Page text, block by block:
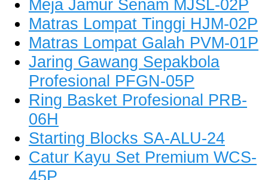
Meja Jamur Senam MJSL-02P
Matras Lompat Tinggi HJM-02P
Matras Lompat Galah PVM-01P
Jaring Gawang Sepakbola
Profesional PFGN-05P
Ring Basket Profesional PRB-
06H
Starting Blocks SA-ALU-24
Catur Kayu Set Premium WCS-
45P